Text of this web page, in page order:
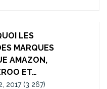
LES
MARQUES
AMAZON,
ET…
2017 (3 267)